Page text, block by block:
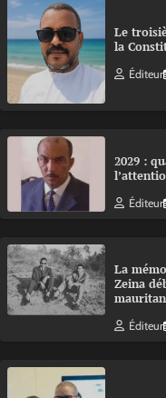
Le
la
Éditeur
2029 :
Éditeur
La
Zeina
Éditeur